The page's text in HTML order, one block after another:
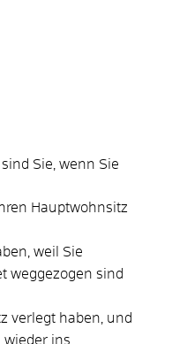
Sie, wenn Sie
Hauptwohnsitz
weil Sie
weggezogen sind
verlegt haben, und
wieder ins